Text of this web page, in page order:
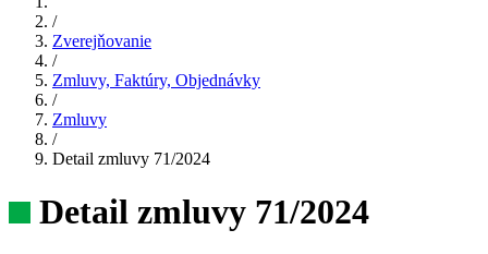
/
Zverejňovanie
/
Zmluvy, Faktúry, Objednávky
/
Zmluvy
/
Detail zmluvy 71/2024
Detail zmluvy 71/2024